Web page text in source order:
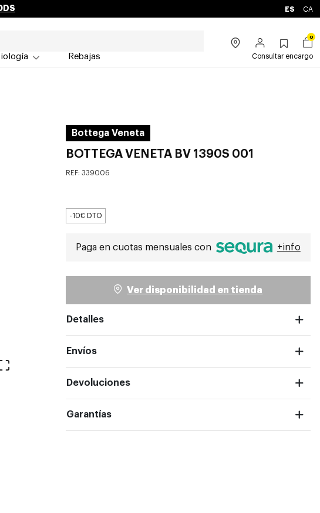
ES CA
Rebajas
0
Consultar encargo
Ver en pantalla completa
Bottega Veneta
BOTTEGA VENETA BV 1390S 001
REF: 339006
-10€ DTO
Paga en cuotas mensuales con +info
Ver disponibilidad en tienda
Detalles
Envíos
Devoluciones
Garantías